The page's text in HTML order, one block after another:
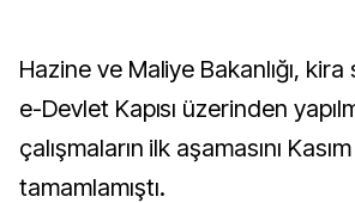
Hazine ve Maliye Bakanlığı, kira sözleşmelerinin
e-Devlet Kapısı üzerinden
çalışmaların ilk aşamasını
tamamlamıştı.